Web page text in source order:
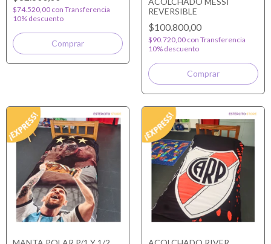
$74.520,00 con Transferencia
10% descuento
REVERSIBLE
$100.800,00
$90.720,00 con Transferencia
10% descuento